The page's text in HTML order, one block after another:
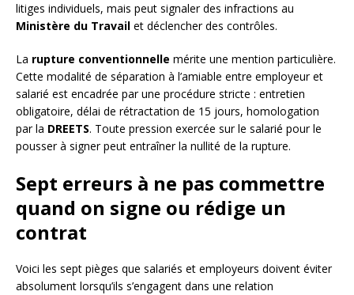
litiges individuels, mais peut signaler des infractions au
Ministère du Travail et déclencher des contrôles.
La rupture conventionnelle mérite une mention particulière.
Cette modalité de séparation à l’amiable entre employeur et
salarié est encadrée par une procédure stricte : entretien
obligatoire, délai de rétractation de 15 jours, homologation
par la DREETS. Toute pression exercée sur le salarié pour le
pousser à signer peut entraîner la nullité de la rupture.
Sept erreurs à ne pas commettre
quand on signe ou rédige un
contrat
Voici les sept pièges que salariés et employeurs doivent éviter
absolument lorsqu’ils s’engagent dans une relation